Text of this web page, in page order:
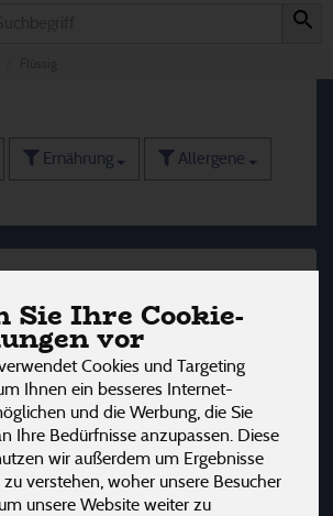
Sie Ihre Cookie-
vor
Cookies und Targeting
Ihnen ein besseres Internet-
und die Werbung, die Sie
Ihre Bedürfnisse anzupassen. Diese
wir außerdem um Ergebnisse
verstehen, woher unsere Besucher
unsere Website weiter zu
Ernährung Allergene